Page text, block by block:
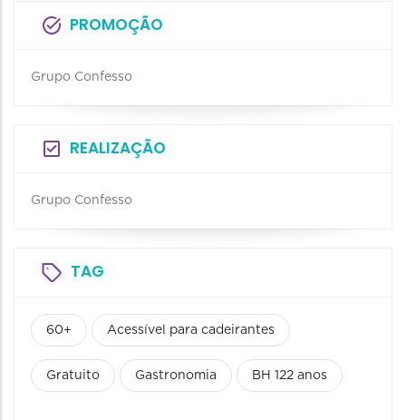
PROMOÇÃO
Grupo Confesso
REALIZAÇÃO
Grupo Confesso
TAG
60+ Acessível para cadeirantes
Gratuito Gastronomia BH 122 anos